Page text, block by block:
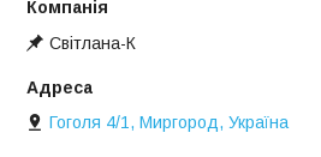
Свiтлана-К
Гоголя 4/1, Миргород, Україна